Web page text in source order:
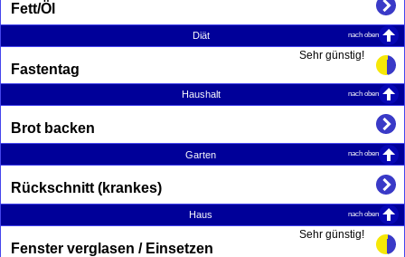
Fett/Öl
Diät nach oben
Sehr günstig!
Fastentag
Haushalt nach oben
Brot backen
Garten nach oben
Rückschnitt (krankes)
Haus nach oben
Sehr günstig!
Fenster verglasen / Einsetzen